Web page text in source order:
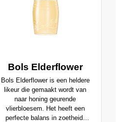
Bols Elderflower
Bols Elderflower is een heldere
likeur die gemaakt wordt van
naar honing geurende
vlierbloesem. Het heeft een
perfecte balans in zoetheid,